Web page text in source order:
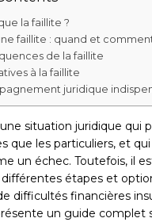
la faillite ?
faillite : quand et
de la faillite
à la faillite
juridique
situation juridique qui
que les particuliers, et
un échec. Toutefois, il
étapes et
difficultés financières
un guide complet